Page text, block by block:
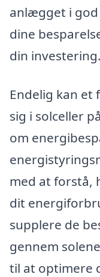
anlægget i god
dine
din investering.
Endelig kan et
sig i solceller
om
med at forstå,
dit
supplere de
gennem
til at optimere